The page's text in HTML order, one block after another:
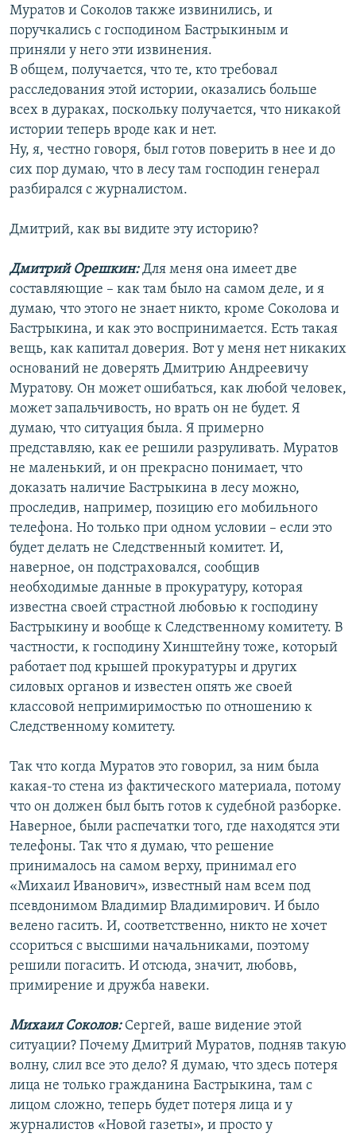
Муратов и Соколов также извинились, и
поручкались с господином Бастрыкиным и
приняли у него эти извинения.
В общем, получается, что те, кто требовал
расследования этой истории, оказались больше
всех в дураках, поскольку получается, что никакой
истории теперь вроде как и нет.
Ну, я, честно говоря, был готов поверить в нее и до
сих пор думаю, что в лесу там господин генерал
разбирался с журналистом.
Дмитрий, как вы видите эту историю?
Дмитрий Орешкин:Для меня она имеет две
составляющие – как там было на самом деле, и я
думаю, что этого не знает никто, кроме Соколова и
Бастрыкина, и как это воспринимается. Есть такая
вещь, как капитал доверия. Вот у меня нет никаких
оснований не доверять Дмитрию Андреевичу
Муратову. Он может ошибаться, как любой человек,
может запальчивость, но врать он не будет. Я
думаю, что ситуация была. Я примерно
представляю, как ее решили разруливать. Муратов
не маленький, и он прекрасно понимает, что
доказать наличие Бастрыкина в лесу можно,
проследив, например, позицию его мобильного
телефона. Но только при одном условии – если это
будет делать не Следственный комитет. И,
наверное, он подстраховался, сообщив
необходимые данные в прокуратуру, которая
известна своей страстной любовью к господину
Бастрыкину и вообще к Следственному комитету. В
частности, к господину Хинштейну тоже, который
работает под крышей прокуратуры и других
силовых органов и известен опять же своей
классовой непримиримостью по отношению к
Следственному комитету.
Так что когда Муратов это говорил, за ним была
какая-то стена из фактического материала, потому
что он должен был быть готов к судебной разборке.
Наверное, были распечатки того, где находятся эти
телефоны. Так что я думаю, что решение
принималось на самом верху, принимал его
«Михаил Иванович», известный нам всем под
псевдонимом Владимир Владимирович. И было
велено гасить. И, соответственно, никто не хочет
ссориться с высшими начальниками, поэтому
решили погасить. И отсюда, значит, любовь,
примирение и дружба навеки.
Михаил Соколов:Сергей, ваше видение этой
ситуации? Почему Дмитрий Муратов, подняв такую
волну, слил все это дело? Я думаю, что здесь потеря
лица не только гражданина Бастрыкина, там с
лицом сложно, теперь будет потеря лица и у
журналистов «Новой газеты», и просто у